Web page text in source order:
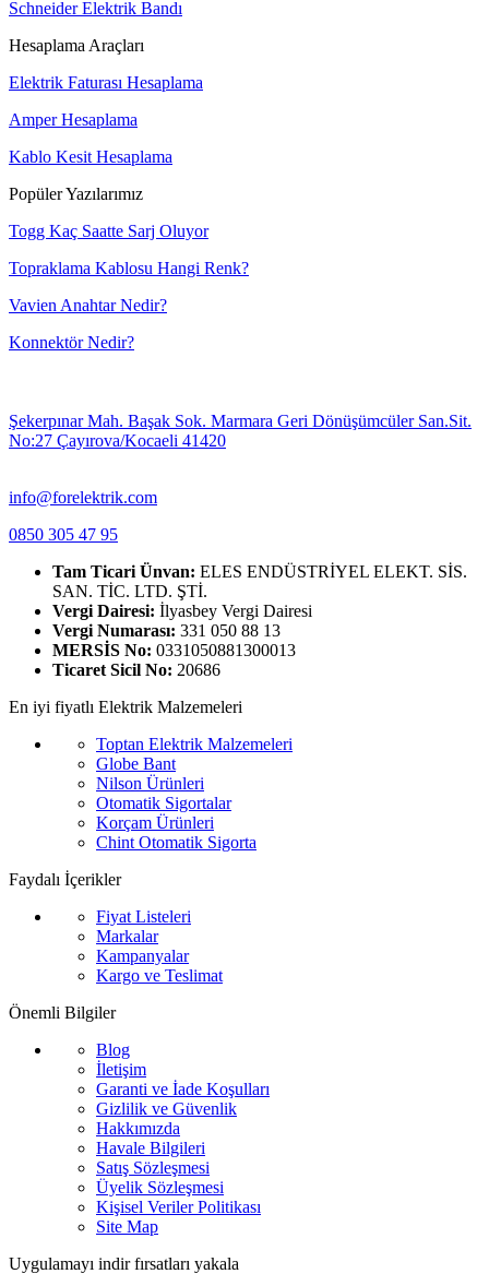
Schneider Elektrik Bandı
Hesaplama Araçları
Elektrik Faturası Hesaplama
Amper Hesaplama
Kablo Kesit Hesaplama
Popüler Yazılarımız
Togg Kaç Saatte Sarj Oluyor
Topraklama Kablosu Hangi Renk?
Vavien Anahtar Nedir?
Konnektör Nedir?
Şekerpınar Mah. Başak Sok. Marmara Geri Dönüşümcüler San.Sit.
No:27 Çayırova/Kocaeli 41420
info@forelektrik.com
0850 305 47 95
Tam Ticari Ünvan: ELES ENDÜSTRİYEL ELEKT. SİS.
SAN. TİC. LTD. ŞTİ.
Vergi Dairesi: İlyasbey Vergi Dairesi
Vergi Numarası: 331 050 88 13
MERSİS No: 0331050881300013
Ticaret Sicil No: 20686
En iyi fiyatlı Elektrik Malzemeleri
Toptan Elektrik Malzemeleri
Globe Bant
Nilson Ürünleri
Otomatik Sigortalar
Korçam Ürünleri
Chint Otomatik Sigorta
Faydalı İçerikler
Fiyat Listeleri
Markalar
Kampanyalar
Kargo ve Teslimat
Önemli Bilgiler
Blog
İletişim
Garanti ve İade Koşulları
Gizlilik ve Güvenlik
Hakkımızda
Havale Bilgileri
Satış Sözleşmesi
Üyelik Sözleşmesi
Kişisel Veriler Politikası
Site Map
Uygulamayı indir fırsatları yakala